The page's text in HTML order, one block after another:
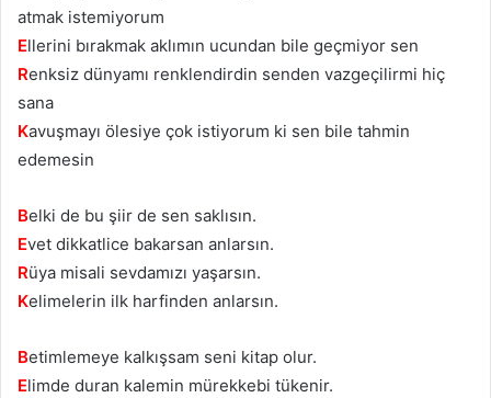
atmak istemiyorum
Ellerini bırakmak aklımın ucundan bile geçmiyor sen
Renksiz dünyamı renklendirdin senden vazgeçilirmi hiç
sana
Kavuşmayı ölesiye çok istiyorum ki sen bile tahmin
edemesin
Belki de bu şiir de sen saklısın.
Evet dikkatlice bakarsan anlarsın.
Rüya misali sevdamızı yaşarsın.
Kelimelerin ilk harfinden anlarsın.
Betimlemeye kalkışsam seni kitap olur.
Elimde duran kalemin mürekkebi tükenir.